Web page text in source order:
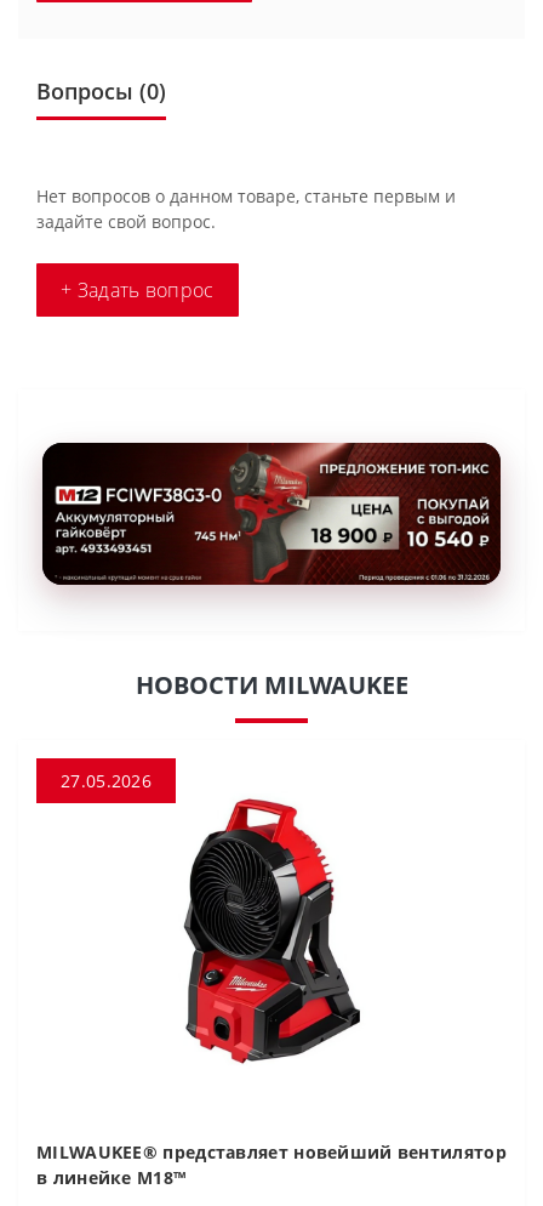
Вопросы (0)
Нет вопросов о данном товаре, станьте первым и
задайте свой вопрос.
+ Задать вопрос
НОВОСТИ MILWAUKEE
27.05.2026
MILWAUKEE® представляет новейший вентилятор
в линейке M18™